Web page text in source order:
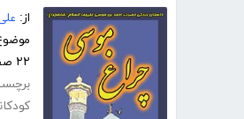
از:
۲۲ صفحه